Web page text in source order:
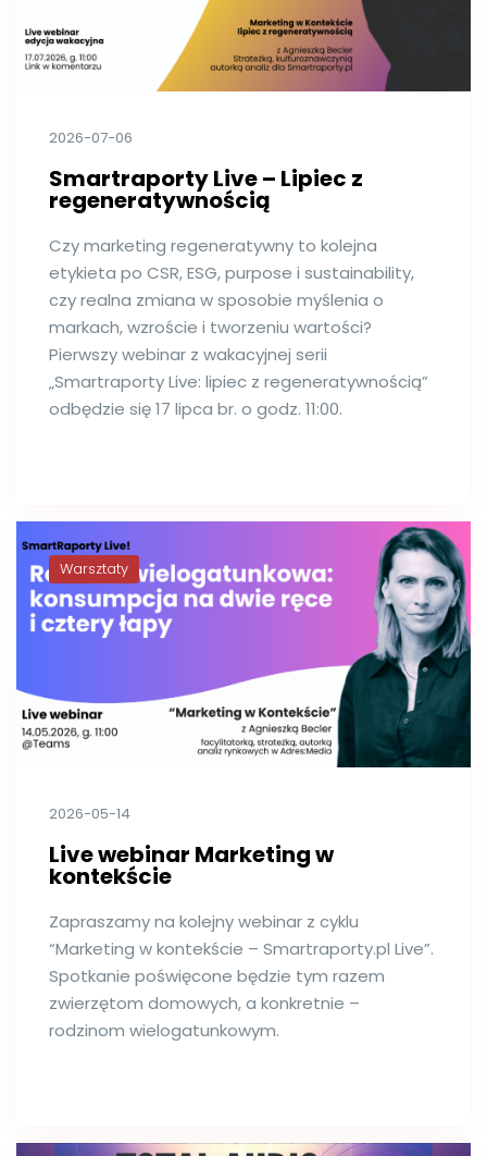
2026-07-06
Smartraporty Live – Lipiec z
regeneratywnością
Czy marketing regeneratywny to kolejna
etykieta po CSR, ESG, purpose i sustainability,
czy realna zmiana w sposobie myślenia o
markach, wzroście i tworzeniu wartości?
Pierwszy webinar z wakacyjnej serii
„Smartraporty Live: lipiec z regeneratywnością”
odbędzie się 17 lipca br. o godz. 11:00.
Warsztaty
2026-05-14
Live webinar Marketing w
kontekście
Zapraszamy na kolejny webinar z cyklu
“Marketing w kontekście – Smartraporty.pl Live”.
Spotkanie poświęcone będzie tym razem
zwierzętom domowych, a konkretnie –
rodzinom wielogatunkowym.